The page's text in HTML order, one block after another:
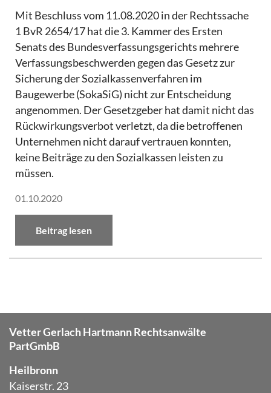
Mit Beschluss vom 11.08.2020 in der Rechtssache
1 BvR 2654/17 hat die 3. Kammer des Ersten
Senats des Bundesverfassungsgerichts mehrere
Verfassungsbeschwerden gegen das Gesetz zur
Sicherung der Sozialkassenverfahren im
Baugewerbe (SokaSiG) nicht zur Entscheidung
angenommen. Der Gesetzgeber hat damit nicht das
Rückwirkungsverbot verletzt, da die betroffenen
Unternehmen nicht darauf vertrauen konnten,
keine Beiträge zu den Sozialkassen leisten zu
müssen.
01.10.2020
Beitrag lesen
Vetter Gerlach Hartmann Rechtsanwälte
PartGmbB
Heilbronn
Kaiserstr. 23